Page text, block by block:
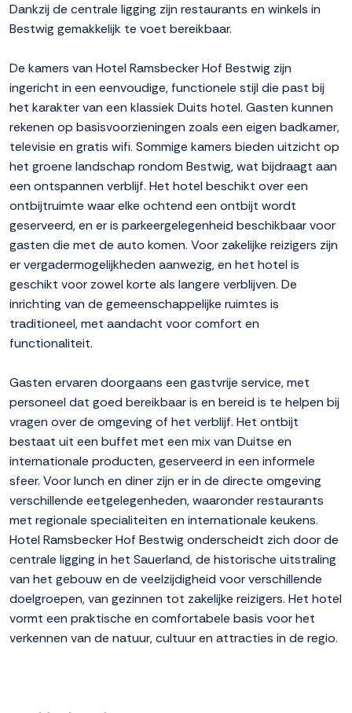
Dankzij de centrale ligging zijn restaurants en winkels in
Bestwig gemakkelijk te voet bereikbaar.
De kamers van Hotel Ramsbecker Hof Bestwig zijn
ingericht in een eenvoudige, functionele stijl die past bij
het karakter van een klassiek Duits hotel. Gasten kunnen
rekenen op basisvoorzieningen zoals een eigen badkamer,
televisie en gratis wifi. Sommige kamers bieden uitzicht op
het groene landschap rondom Bestwig, wat bijdraagt aan
een ontspannen verblijf. Het hotel beschikt over een
ontbijtruimte waar elke ochtend een ontbijt wordt
geserveerd, en er is parkeergelegenheid beschikbaar voor
gasten die met de auto komen. Voor zakelijke reizigers zijn
er vergadermogelijkheden aanwezig, en het hotel is
geschikt voor zowel korte als langere verblijven. De
inrichting van de gemeenschappelijke ruimtes is
traditioneel, met aandacht voor comfort en
functionaliteit.
Gasten ervaren doorgaans een gastvrije service, met
personeel dat goed bereikbaar is en bereid is te helpen bij
vragen over de omgeving of het verblijf. Het ontbijt
bestaat uit een buffet met een mix van Duitse en
internationale producten, geserveerd in een informele
sfeer. Voor lunch en diner zijn er in de directe omgeving
verschillende eetgelegenheden, waaronder restaurants
met regionale specialiteiten en internationale keukens.
Hotel Ramsbecker Hof Bestwig onderscheidt zich door de
centrale ligging in het Sauerland, de historische uitstraling
van het gebouw en de veelzijdigheid voor verschillende
doelgroepen, van gezinnen tot zakelijke reizigers. Het hotel
vormt een praktische en comfortabele basis voor het
verkennen van de natuur, cultuur en attracties in de regio.